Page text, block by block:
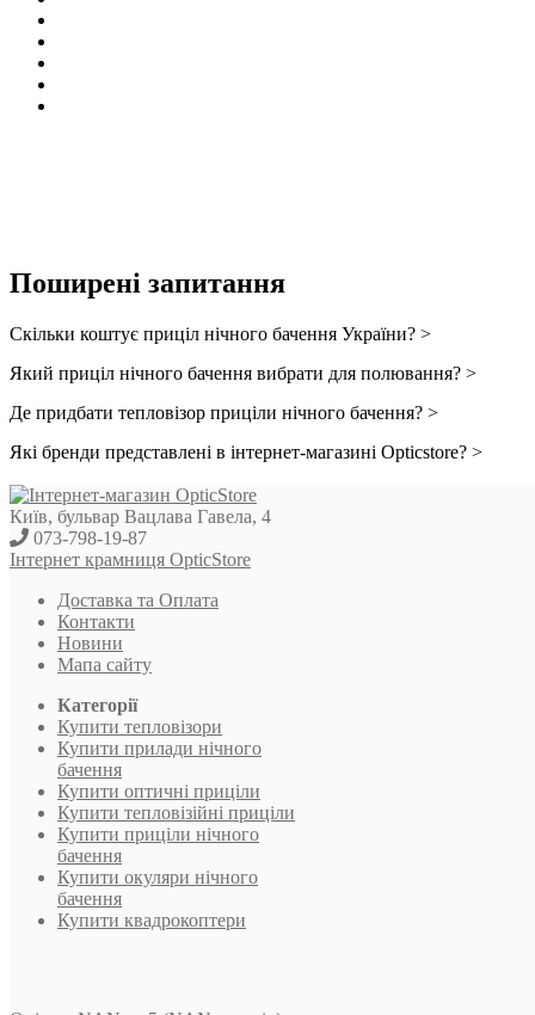
Поширені запитання
Скільки коштує приціл нічного бачення України? >
Який приціл нічного бачення вибрати для полювання? >
Де придбати тепловізор приціли нічного бачення? >
Які бренди представлені в інтернет-магазині Opticstore? >
Київ, бульвар Вацлава Гавела, 4
073-798-19-87
Інтернет крамниця OpticStore
Доставка та Оплата
Контакти
Новини
Мапа сайту
Категорії
Купити тепловізори
Купити прилади нічного
бачення
Купити оптичні приціли
Купити тепловізійні приціли
Купити приціли нічного
бачення
Купити окуляри нічного
бачення
Купити квадрокоптери